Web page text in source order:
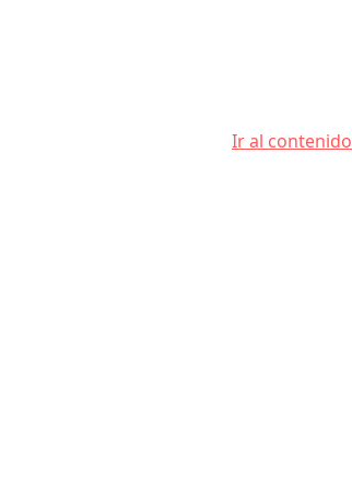
Ir al contenido